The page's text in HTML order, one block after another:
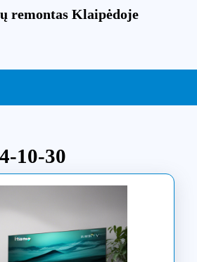
remontas Klaipėdoje
10-30